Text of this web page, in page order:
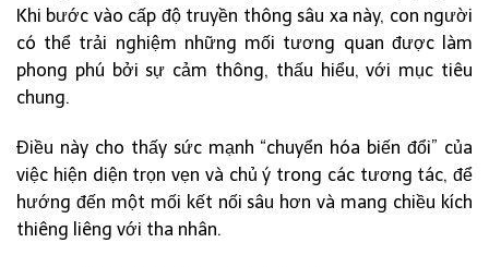
Khi bước vào cấp độ truyền thông sâu xa này, con người
có thể trải nghiệm những mối tương quan được làm
phong phú bởi sự cảm thông, thấu hiểu, với mục tiêu
chung.
Điều này cho thấy sức mạnh “chuyển hóa biến đổi” của
việc hiện diện trọn vẹn và chủ ý trong các tương tác, để
hướng đến một mối kết nối sâu hơn và mang chiều kích
thiêng liêng với tha nhân.